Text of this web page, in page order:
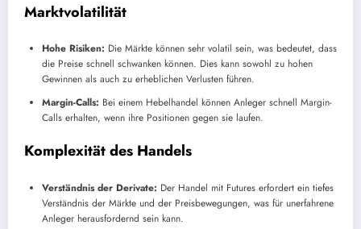
Marktvolatilität
Hohe Risiken: Die Märkte können sehr volatil sein, was bedeutet, dass
die Preise schnell schwanken können. Dies kann sowohl zu hohen
Gewinnen als auch zu erheblichen Verlusten führen.
Margin-Calls: Bei einem Hebelhandel können Anleger schnell Margin-
Calls erhalten, wenn ihre Positionen gegen sie laufen.
Komplexität des Handels
Verständnis der Derivate: Der Handel mit Futures erfordert ein tiefes
Verständnis der Märkte und der Preisbewegungen, was für unerfahrene
Anleger herausfordernd sein kann.